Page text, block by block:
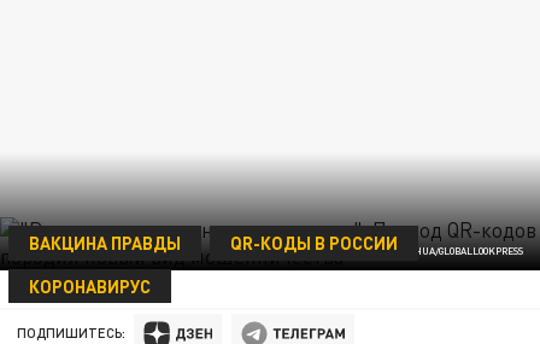
© WANG PENG/XINHUA/GLOBALLOOKPRESS
ВАКЦИНА ПРАВДЫ
QR-КОДЫ В РОССИИ
КОРОНАВИРУС
16 НОЯБРЯ 09:04
ПОДПИШИТЕСЬ: